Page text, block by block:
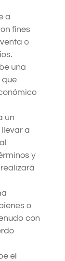
a
fines
o
una
un
a
y
o
con
el